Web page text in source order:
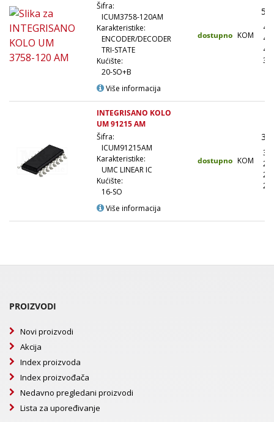
Šifra:
ICUM3758-120AM
Karakteristike:
ENCODER/DECODER
TRI-STATE
Kućište:
20-SO+B
Više informacija
dostupno KOM
INTEGRISANO KOLO
UM 91215 AM
Šifra:
ICUM91215AM
Karakteristike:
UMC LINEAR IC
Kućište:
16-SO
Više informacija
dostupno KOM
PROIZVODI
Novi proizvodi
Akcija
Index proizvoda
Index proizvođača
Nedavno pregledani proizvodi
Lista za upoređivanje